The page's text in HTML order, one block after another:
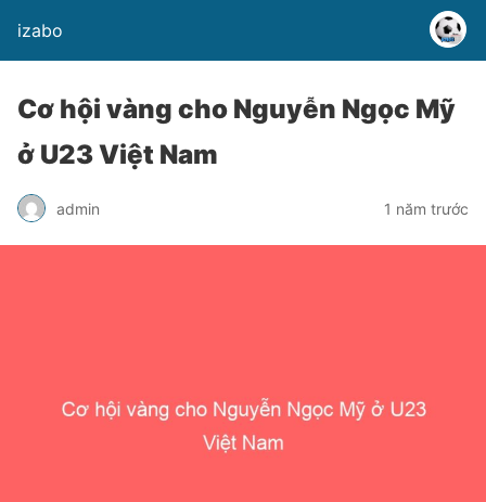
izabo
Cơ hội vàng cho Nguyễn Ngọc Mỹ
ở U23 Việt Nam
admin 1 năm trước